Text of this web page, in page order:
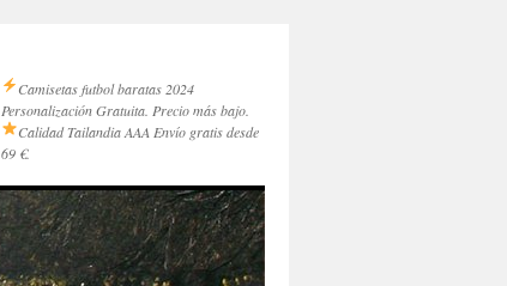
Camisetas futbol baratas 2024
Personalización Gratuita. Precio más bajo.
Calidad Tailandia AAA Envío gratis desde
69 €.